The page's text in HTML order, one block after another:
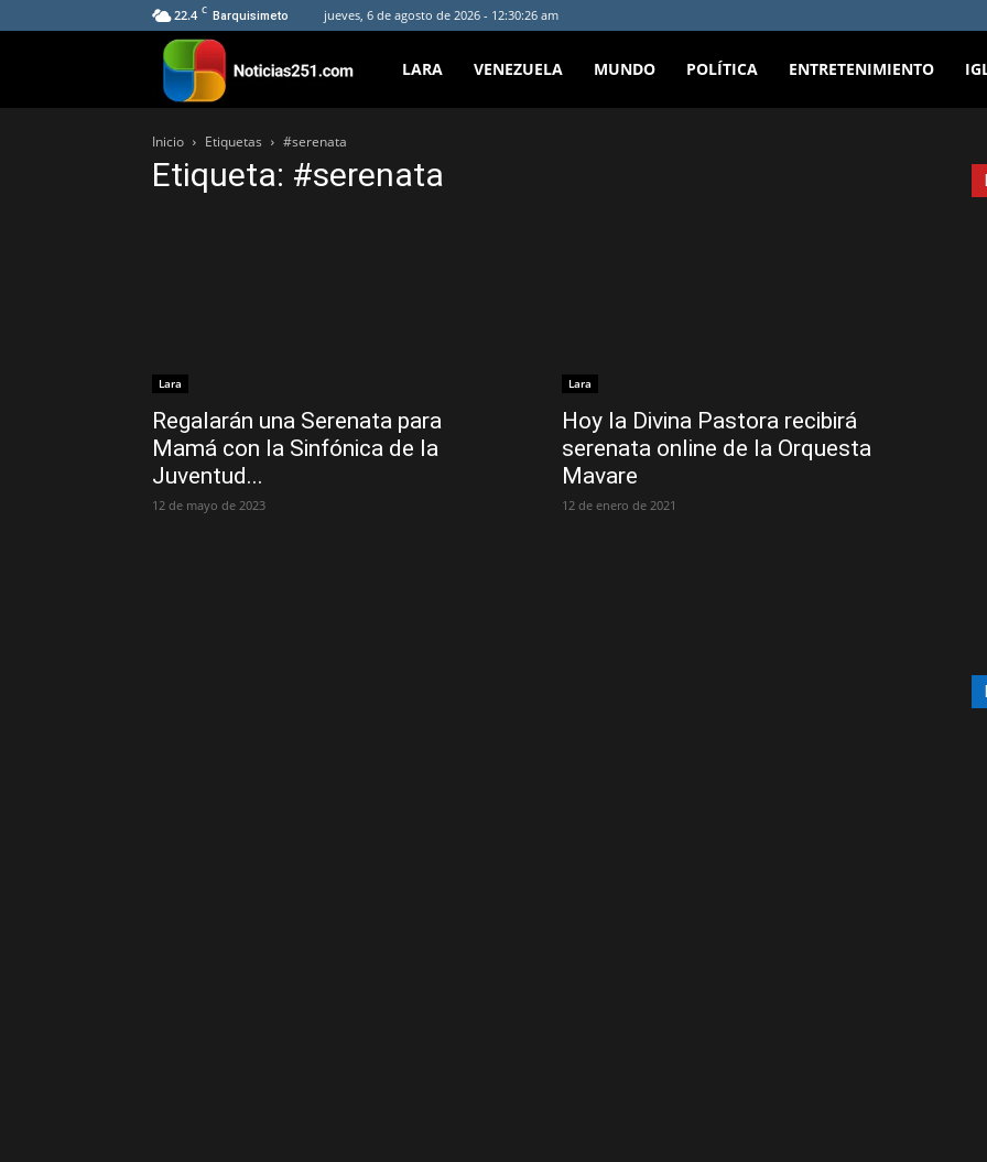
22.4 C Barquisimeto jueves, 6 de agosto de 2026 - 12:30:26 am
Noticias251
LARA VENEZUELA MUNDO POLÍTICA ENTRETENIMIENTO
Inicio Etiquetas #serenata
Etiqueta: #serenata
Lara
Regalarán una Serenata para
Mamá con la Sinfónica de la
Juventud...
12 de mayo de 2023
Lara
Hoy la Divina Pastora recibirá
serenata online de la Orquesta
Mavare
12 de enero de 2021